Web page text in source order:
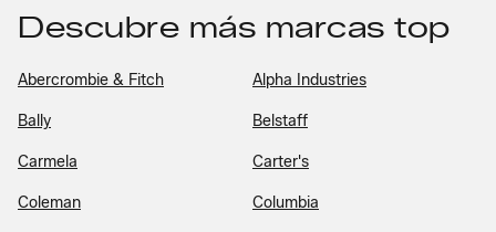
Descubre más marcas top
Abercrombie & Fitch Alpha Industries
Bally Belstaff
Carmela Carter's
Coleman Columbia